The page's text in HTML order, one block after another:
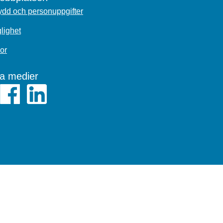
och personuppgifter
medier